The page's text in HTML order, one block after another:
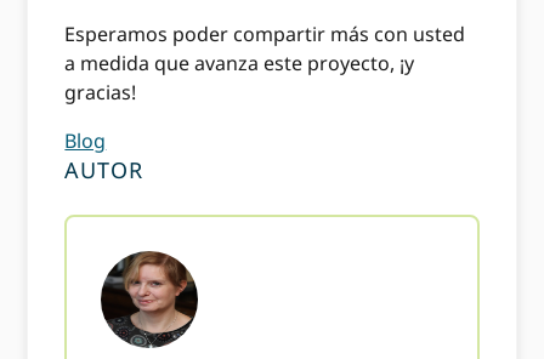
Esperamos poder compartir más con usted
a medida que avanza este proyecto, ¡y
gracias!
Blog
AUTOR